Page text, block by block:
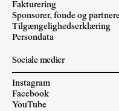
Fakturering
Sponsorer, fonde og
Tilgængelighedserklæring
Persondata
Sociale medier
Instagram
Facebook
YouTube